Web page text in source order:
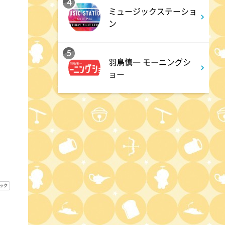
午後 3:50
午後 4:48
スーパーJチャンネル 井澤健
太朗と森山みなみが<ニュース
のハテナ>を深掘り
よる 6:50
ザワつく!路線バスで寄り道の
旅 【“東京&横浜"2大都市の地
下街グルメを巡る!】
4
ミュージックステーショ
ン
5
羽鳥慎一 モーニングシ
ョー